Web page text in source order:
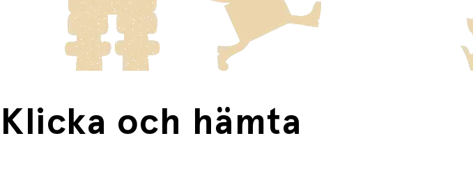
Klicka och hämta